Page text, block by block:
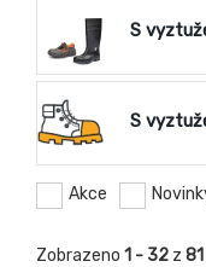
S
S
Akce
Zobrazeno 1 - 32 z 81